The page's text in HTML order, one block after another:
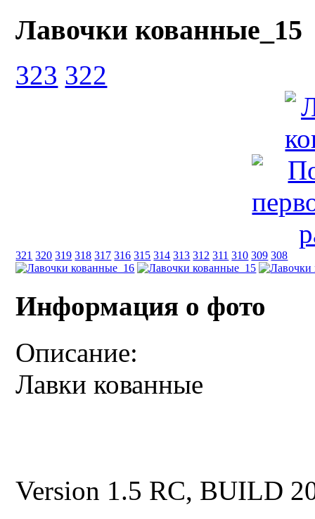
Лавочки кованные_15
323 322
321 320 319 318 317 316 315 314 313 312 311 310 309 308
Информация о фото
Описание:
Лавки кованные
Version 1.5 RC, BUILD